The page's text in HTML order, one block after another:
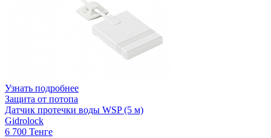
Узнать подробнее
Защита от потопа
Датчик протечки воды WSP (5 м)
Gidrolock
6 700 Тенге